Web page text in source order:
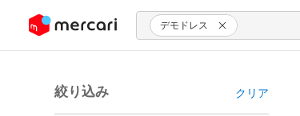
ツにスキップ デモドレス
絞り込み クリア